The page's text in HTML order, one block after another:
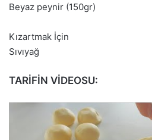
Beyaz peynir (150gr)
Kızartmak İçin
Sıvıyağ
TARİFİN VİDEOSU: